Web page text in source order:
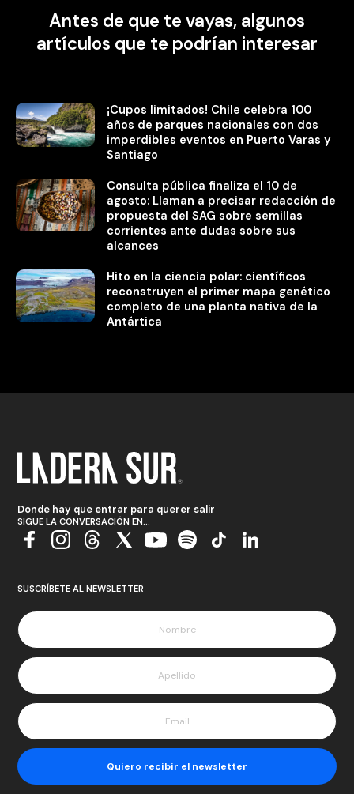
Antes de que te vayas, algunos
artículos que te podrían interesar
¡Cupos limitados! Chile celebra 100
años de parques nacionales con dos
imperdibles eventos en Puerto Varas y
Santiago
Consulta pública finaliza el 10 de
agosto: Llaman a precisar redacción de
propuesta del SAG sobre semillas
corrientes ante dudas sobre sus
alcances
Hito en la ciencia polar: científicos
reconstruyen el primer mapa genético
completo de una planta nativa de la
Antártica
Donde hay que entrar para querer salir
SIGUE LA CONVERSACIÓN EN...
SUSCRÍBETE AL NEWSLETTER